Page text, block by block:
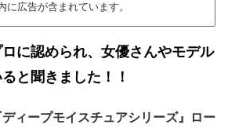
に広告が含まれています。
に認められ、女優さんやモデル
と 聞きました ！！
ィープモイスチュアシリーズ』ロー